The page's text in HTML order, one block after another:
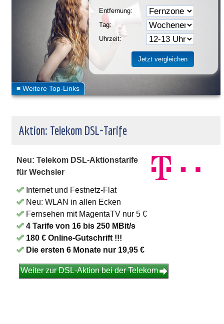
Entfernung:
Tag:
Uhrzeit:
Aktion: Telekom DSL-Tarife
Neu: Telekom DSL-Aktionstarife
für Wechsler
Internet und Festnetz-Flat
Neu: WLAN in allen Ecken
Fernsehen mit MagentaTV nur 5 €
4 Tarife von 16 bis 250 MBit/s
180 € Online-Gutschrift !!!
Die ersten 6 Monate nur 19,95 €
Weiter zur DSL-Aktion bei der Telekom